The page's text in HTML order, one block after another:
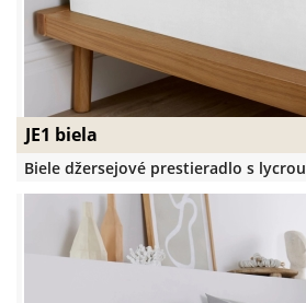
JE1 biela
Biele džersejové prestieradlo s lycrou